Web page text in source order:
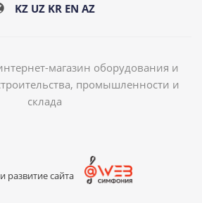
KZ UZ KR EN AZ
магазин оборудования и
промышленности и
склада
развитие сайта